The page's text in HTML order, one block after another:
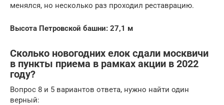
менялся, но несколько раз проходил реставрацию.
Высота Петровской башни: 27,1 м
Сколько новогодних елок сдали москвичи
в пункты приема в рамках акции в 2022
году?
Вопрос 8 и 5 вариантов ответа, нужно найти один
верный: